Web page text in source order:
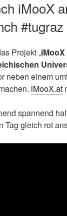
iMooX
#tugraz
Projekt „
neben einem
iMooX.at
spannend
Tag gleich rot